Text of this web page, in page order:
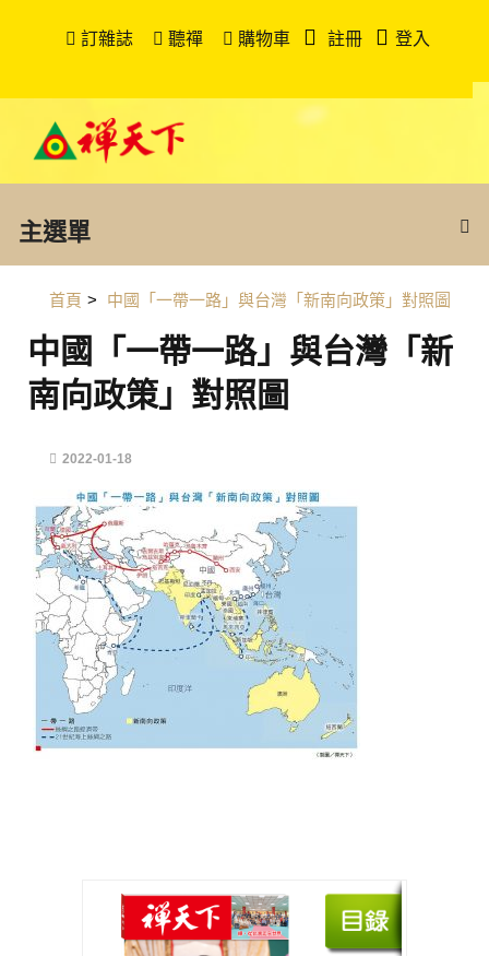
訂雜誌 聽禪 購物車 註冊 登入
主選單
首頁 > 中國「一帶一路」與台灣「新南向政策」對照圖
中國「一帶一路」與台灣「新
南向政策」對照圖
2022-01-18